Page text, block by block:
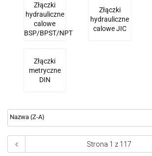
Złączki
hydrauliczne
calowe
BSP/BPST/NPT
Złączki
hydrauliczne
calowe JIC
Złączki
metryczne
DIN